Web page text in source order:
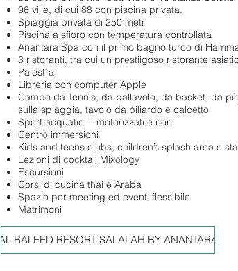
96 ville, di cui 88 con piscina privata.
Spiaggia privata di 250 metri
Piscina a sfioro con temperatura controllata
Anantara Spa con il primo bagno turco di
3 ristoranti, tra cui un prestiigoso ristorante
Palestra
Libreria con computer Apple
Campo da Tennis, da pallavolo, da basket, da
sulla spiaggia, tavolo da biliardo e calcetto
Sport acquatici – motorizzati e non
Centro immersioni
Kids and teens clubs, children’s splash area e
Lezioni di cocktail Mixology
Escursioni
Corsi di cucina thai e Araba
Spazio per meeting ed eventi flessibile
Matrimoni
AL BALEED RESORT SALALAH BY ANANTARA